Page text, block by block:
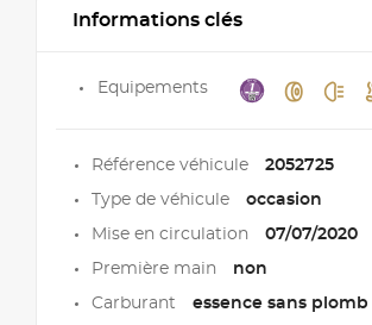
Informations clés
Equipements
Référence véhicule 2052725
Type de véhicule occasion
Mise en circulation 07/07/2020
Première main non
Carburant essence sans plomb